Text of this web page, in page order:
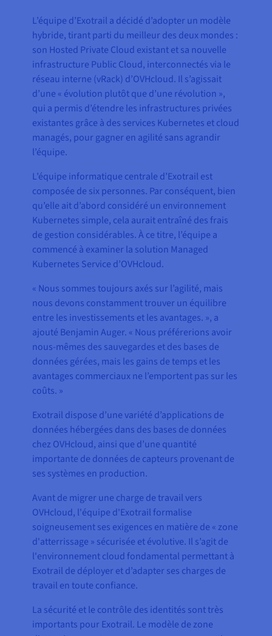
L’équipe d’Exotrail a décidé d’adopter un modèle
hybride, tirant parti du meilleur des deux mondes :
son Hosted Private Cloud existant et sa nouvelle
infrastructure Public Cloud, interconnectés via le
réseau interne (vRack) d’OVHcloud. Il s’agissait
d’une « évolution plutôt que d’une révolution »,
qui a permis d’étendre les infrastructures privées
existantes grâce à des services Kubernetes et cloud
managés, pour gagner en agilité sans agrandir
l’équipe.
L’équipe informatique centrale d’Exotrail est
composée de six personnes. Par conséquent, bien
qu’elle ait d’abord considéré un environnement
Kubernetes simple, cela aurait entraîné des frais
de gestion considérables. À ce titre, l’équipe a
commencé à examiner la solution Managed
Kubernetes Service d’OVHcloud.
« Nous sommes toujours axés sur l’agilité, mais
nous devons constamment trouver un équilibre
entre les investissements et les avantages. », a
ajouté Benjamin Auger. « Nous préférerions avoir
nous-mêmes des sauvegardes et des bases de
données gérées, mais les gains de temps et les
avantages commerciaux ne l’emportent pas sur les
coûts. »
Exotrail dispose d’une variété d’applications de
données hébergées dans des bases de données
chez OVHcloud, ainsi que d’une quantité
importante de données de capteurs provenant de
ses systèmes en production.
Avant de migrer une charge de travail vers
OVHcloud, l'équipe d'Exotrail formalise
soigneusement ses exigences en matière de « zone
d'atterrissage » sécurisée et évolutive. Il s’agit de
l'environnement cloud fondamental permettant à
Exotrail de déployer et d’adapter ses charges de
travail en toute confiance.
La sécurité et le contrôle des identités sont très
importants pour Exotrail. Le modèle de zone